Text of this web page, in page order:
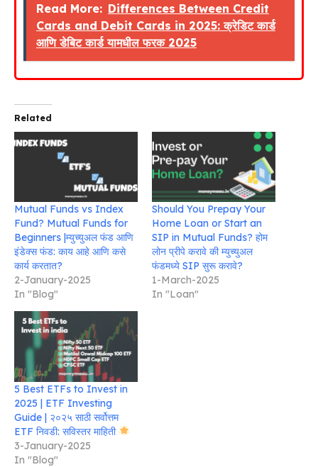
Read More: Differences Between Credit
Cards and Debit Cards in 2025: क्रेडिट कार्ड
आणि डेबिट कार्ड यामधील फरक 2025
Related
Mutual Funds vs Index
Fund? Mutual Funds for
Beginners |म्युच्युअल फंड आणि
इंडेक्स फंड: काय आहे आणि कसे
कार्य करतात?
2-January-2025
In "Blog"
Should You Prepay Your
Home Loan or Start an
SIP in Mutual Funds? होम
लोन प्रीपे करावे की म्युच्युअल
फंडमध्ये SIP सुरू करावे?
1-March-2025
In "Loan"
5 Best ETFs to Invest in
2025 | ETF Investing
Guide | २०२५ साठी सर्वोत्तम
ETF निवडी: सविस्तर माहिती
3-January-2025
In "Blog"